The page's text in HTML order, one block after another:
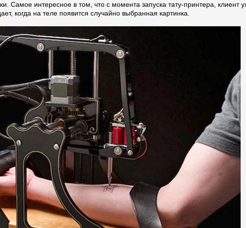
Самое интересное в том, что с момента запуска тату-принтера, клиент
когда на теле появится случайно выбранная картинка.